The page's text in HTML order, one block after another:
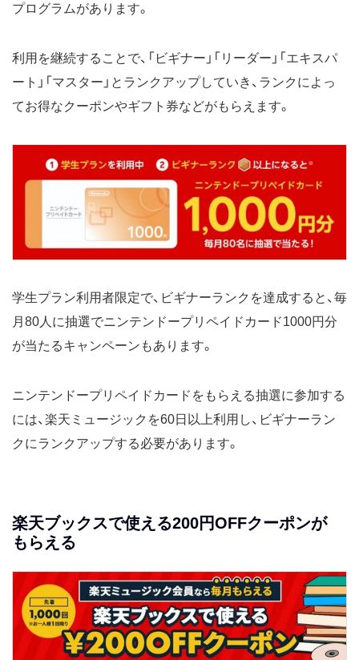
プログラムがあります。
利用を継続することで、「ビギナー」「リーダー」「エキスパ
ート」「マスター」とランクアップしていき、ランクによっ
てお得なクーポンやギフト券などがもらえます。
学生プラン利用者限定で、ビギナーランクを達成すると、毎
月80人に抽選でニンテンドープリペイドカード1000円分
が当たるキャンペーンもあります。
ニンテンドープリペイドカードをもらえる抽選に参加する
には、楽天ミュージックを60日以上利用し、ビギナーラン
クにランクアップする必要があります。
楽天ブックスで使える200円OFFクーポンが
もらえる